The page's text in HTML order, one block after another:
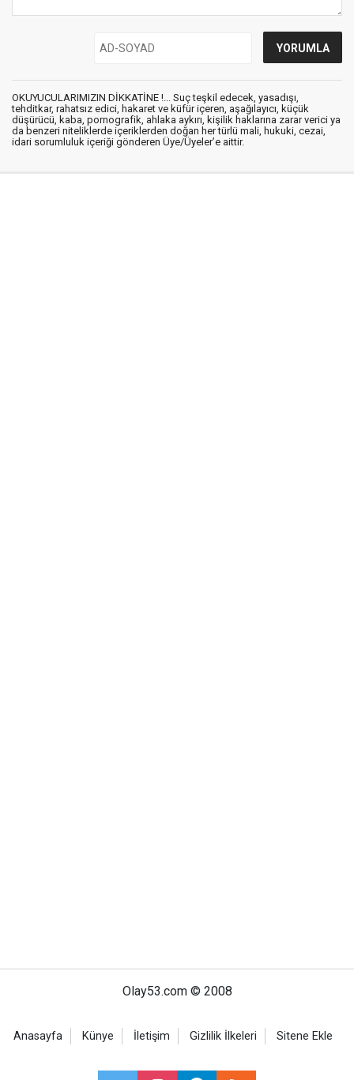
OKUYUCULARIMIZIN DİKKATİNE !... Suç teşkil edecek, yasadışı,
tehditkar, rahatsız edici, hakaret ve küfür içeren, aşağılayıcı, küçük
düşürücü, kaba, pornografik, ahlaka aykırı, kişilik haklarına zarar verici ya
da benzeri niteliklerde içeriklerden doğan her türlü mali, hukuki, cezai,
idari sorumluluk içeriği gönderen Üye/Üyeler’e aittir.
Olay53.com © 2008
Anasayfa Künye İletişim Gizlilik İlkeleri Sitene Ekle